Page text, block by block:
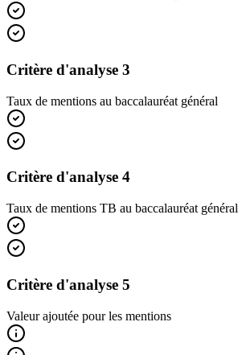
Critère d'analyse 3
Taux de mentions au baccalauréat général
Critère d'analyse 4
Taux de mentions TB au baccalauréat général
Critère d'analyse 5
Valeur ajoutée pour les mentions